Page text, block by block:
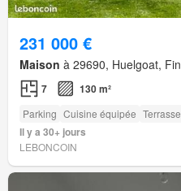
231 000 €
Maison à 29690, Huelgoat,
7 130 m²
Parking Cuisine équipée Terrasse
Il y a 30+ jours
LEBONCOIN